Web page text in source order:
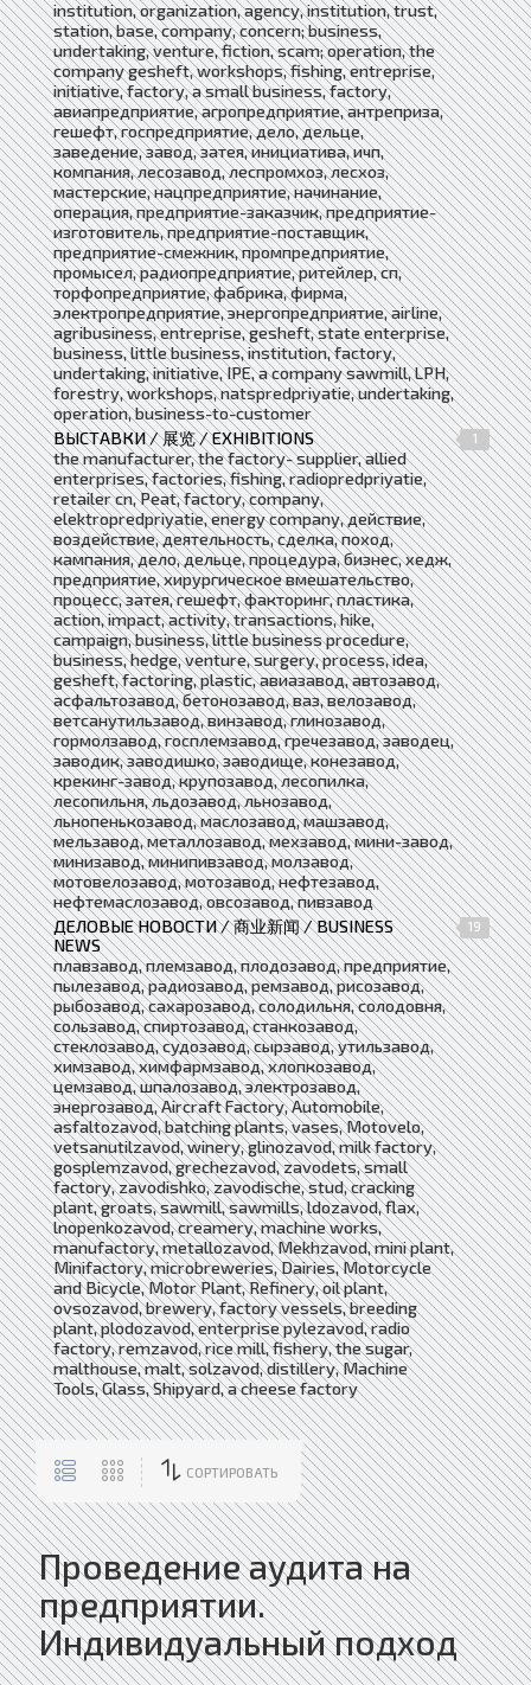
institution, organization, agency, institution, trust,
station, base, company, concern; business,
undertaking, venture, fiction, scam; operation, the
company gesheft, workshops, fishing, entreprise,
initiative, factory, a small business, factory,
авиапредприятие, агропредприятие, антреприза,
гешефт, госпредприятие, дело, дельце,
заведение, завод, затея, инициатива, ичп,
компания, лесозавод, леспромхоз, лесхоз,
мастерские, нацпредприятие, начинание,
операция, предприятие-заказчик, предприятие-
изготовитель, предприятие-поставщик,
предприятие-смежник, промпредприятие,
промысел, радиопредприятие, ритейлер, сп,
торфопредприятие, фабрика, фирма,
электропредприятие, энергопредприятие, airline,
agribusiness, entreprise, gesheft, state enterprise,
business, little business, institution, factory,
undertaking, initiative, IPE, a company sawmill, LPH,
forestry, workshops, natspredpriyatie, undertaking,
operation, business-to-customer
ВЫСТАВКИ / 展览 / EXHIBITIONS
1
the manufacturer, the factory- supplier, allied
enterprises, factories, fishing, radiopredpriyatie,
retailer cn, Peat, factory, company,
elektropredpriyatie, energy company, действие,
воздействие, деятельность, сделка, поход,
кампания, дело, дельце, процедура, бизнес, хедж,
предприятие, хирургическое вмешательство,
процесс, затея, гешефт, факторинг, пластика,
action, impact, activity, transactions, hike,
campaign, business, little business procedure,
business, hedge, venture, surgery, process, idea,
gesheft, factoring, plastic, авиазавод, автозавод,
асфальтозавод, бетонозавод, ваз, велозавод,
ветсанутильзавод, винзавод, глинозавод,
гормолзавод, госплемзавод, гречезавод, заводец,
заводик, заводишко, заводище, конезавод,
крекинг-завод, крупозавод, лесопилка,
лесопильня, льдозавод, льнозавод,
льнопенькозавод, маслозавод, машзавод,
мельзавод, металлозавод, мехзавод, мини-завод,
минизавод, минипивзавод, молзавод,
мотовелозавод, мотозавод, нефтезавод,
нефтемаслозавод, овсозавод, пивзавод
ДЕЛОВЫЕ НОВОСТИ / 商业新闻 / BUSINESS
NEWS
19
плавзавод, племзавод, плодозавод, предприятие,
пылезавод, радиозавод, ремзавод, рисозавод,
рыбозавод, сахарозавод, солодильня, солодовня,
сользавод, спиртозавод, станкозавод,
стеклозавод, судозавод, сырзавод, утильзавод,
химзавод, химфармзавод, хлопкозавод,
цемзавод, шпалозавод, электрозавод,
энергозавод, Aircraft Factory, Automobile,
asfaltozavod, batching plants, vases, Motovelo,
vetsanutilzavod, winery, glinozavod, milk factory,
gosplemzavod, grechezavod, zavodets, small
factory, zavodishko, zavodische, stud, cracking
plant, groats, sawmill, sawmills, ldozavod, flax,
lnopenkozavod, creamery, machine works,
manufactory, metallozavod, Mekhzavod, mini plant,
Minifactory, microbreweries, Dairies, Motorcycle
and Bicycle, Motor Plant, Refinery, oil plant,
ovsozavod, brewery, factory vessels, breeding
plant, plodozavod, enterprise pylezavod, radio
factory, remzavod, rice mill, fishery, the sugar,
malthouse, malt, solzavod, distillery, Machine
Tools, Glass, Shipyard, a cheese factory
СОРТИРОВАТЬ
Проведение аудита на
предприятии.
Индивидуальный подход